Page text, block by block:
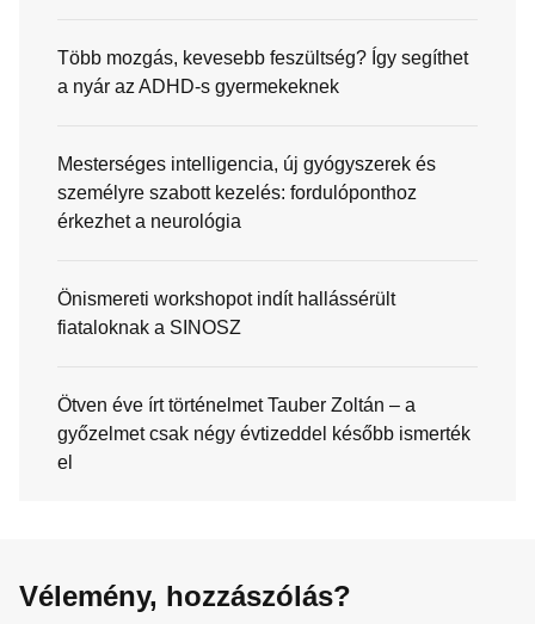
Több mozgás, kevesebb feszültség? Így segíthet
a nyár az ADHD-s gyermekeknek
Mesterséges intelligencia, új gyógyszerek és
személyre szabott kezelés: fordulóponthoz
érkezhet a neurológia
Önismereti workshopot indít hallássérült
fiataloknak a SINOSZ
Ötven éve írt történelmet Tauber Zoltán – a
győzelmet csak négy évtizeddel később ismerték
el
Vélemény, hozzászólás?